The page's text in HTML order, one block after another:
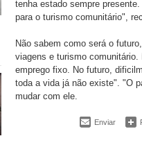
tenha estado sempre
para o turismo comunitário",
Não sabem como será o
viagens e turismo
emprego fixo. No futuro,
toda a vida já não existe". "O
mudar com ele.
Enviar